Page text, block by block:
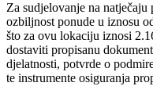
Za sudjelovanje na
ozbiljnost ponude u iznosu
što za ovu lokaciju iznosi
dostaviti propisanu
djelatnosti, potvrde o
te instrumente osiguranja